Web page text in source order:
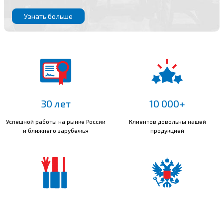
Узнать больше
30 лет
Успешной работы на рынке России
и ближнего зарубежья
10 000+
Клиентов довольны нашей
продукцией